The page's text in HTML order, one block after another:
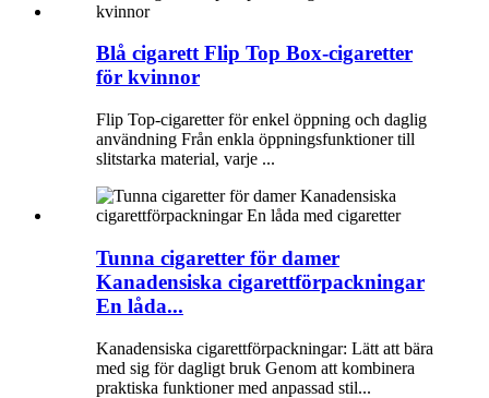
Blå cigarett Flip Top Box-cigaretter
för kvinnor
Flip Top-cigaretter för enkel öppning och daglig
användning Från enkla öppningsfunktioner till
slitstarka material, varje ...
Tunna cigaretter för damer
Kanadensiska cigarettförpackningar
En låda...
Kanadensiska cigarettförpackningar: Lätt att bära
med sig för dagligt bruk Genom att kombinera
praktiska funktioner med anpassad stil...